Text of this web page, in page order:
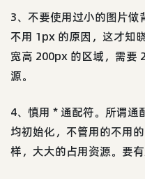
3、不要使用过小的图片
不用 1px 的原因，这才知
宽高 200px 的区域，需要
源。
4、慎用 * 通配符。所谓通
均初始化，不管用的不用
样，大大的占用资源。要